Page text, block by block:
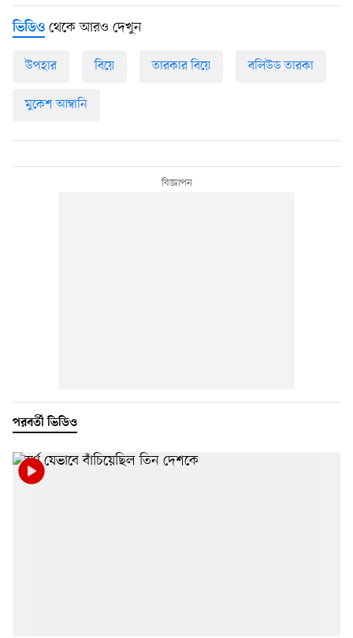
ভিডিও থেকে আরও দেখুন
উপহার বিয়ে তারকার বিয়ে বলিউড তারকা
মুকেশ আম্বানি
পরবর্তী ভিডিও